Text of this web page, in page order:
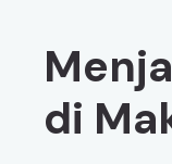
di